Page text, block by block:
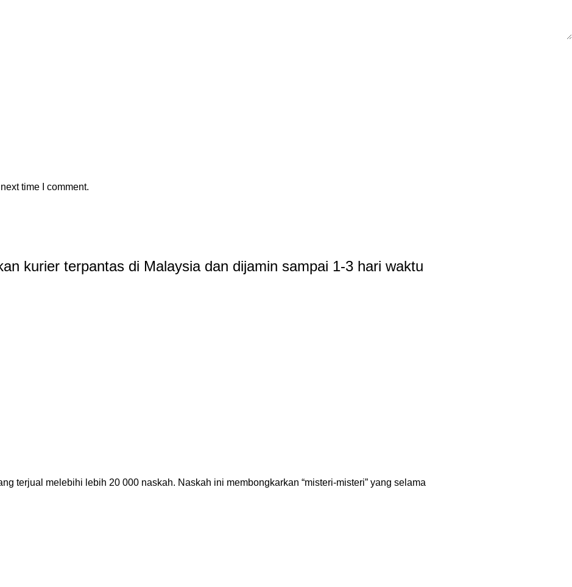
time I comment.
kurier terpantas di Malaysia dan dijamin sampai 1-3 hari waktu
terjual melebihi lebih 20 000 naskah. Naskah ini membongkarkan “misteri-misteri” yang selama